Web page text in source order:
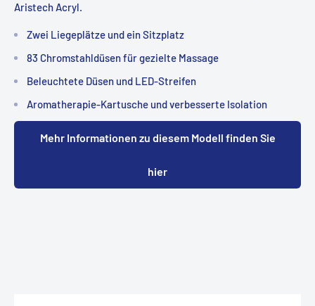
Aristech Acryl.
Zwei Liegeplätze und ein Sitzplatz
83 Chromstahldüsen für gezielte Massage
Beleuchtete Düsen und LED-Streifen
Aromatherapie-Kartusche und verbesserte Isolation
Mehr Informationen zu diesem Modell finden Sie
hier